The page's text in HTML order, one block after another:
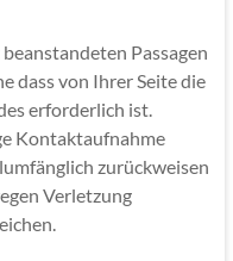
Passagen
dass von Ihrer Seite die
erforderlich ist.
Kontaktaufnahme
zurückweisen
Verletzung